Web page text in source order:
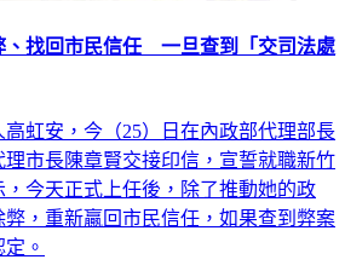
、找回市民信任 一旦查到「交司法處
虹安，今（25）日在內政部代理部長
市長陳章賢交接印信，宣誓就職新竹
今天正式上任後，除了推動她的政
，重新贏回市民信任，如果查到弊案
。